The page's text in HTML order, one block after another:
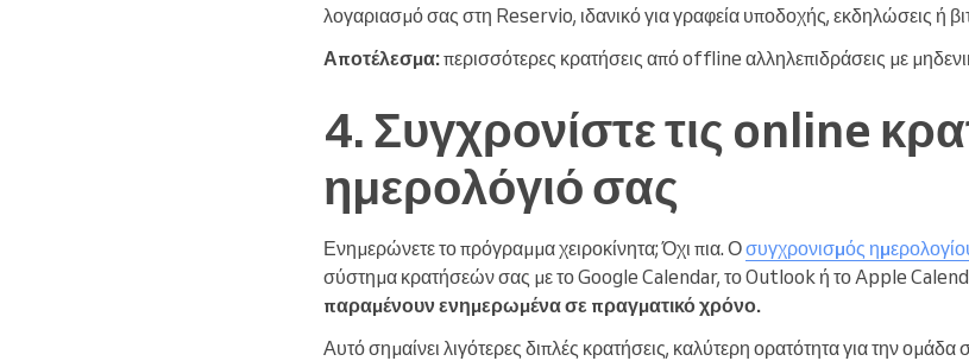
λογαριασμό σας στη Reservio, ιδανικό για γραφεία υποδοχής, εκδηλώσεις ή
Αποτέλεσμα:περισσότερες κρατήσεις από offline αλληλεπιδράσεις με
4. Συγχρονίστε τις online
ημερολόγιό σας
Ενημερώνετε το πρόγραμμα χειροκίνητα; Όχι πια. Οσυγχρονισμός
σύστημα κρατήσεών σας με το Google Calendar, το Outlook ή το Apple
παραμένουν ενημερωμένα σε πραγματικό χρόνο.
Αυτό σημαίνει λιγότερες διπλές κρατήσεις, καλύτερη ορατότητα για την